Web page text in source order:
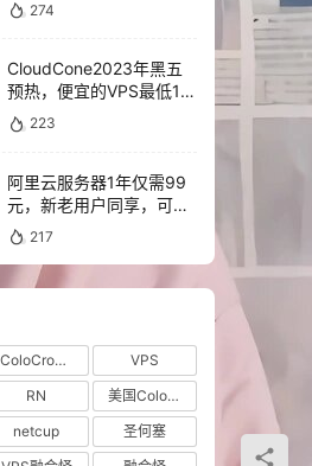
274
CloudCone2023年黑五
预热，便宜的VPS最低1年
仅需16.5美元
223
阿里云服务器1年仅需99
元，新老用户同享，可续
费4年！！
217
ColoCrossing
VPS
RN
美国ColoCrossing机房
netcup
圣何塞